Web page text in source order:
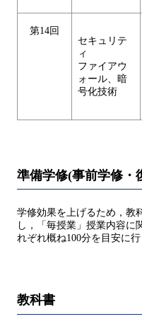
第14回
セキュリテ
ィ
ファイアウ
ォール、暗
号化技術
準備学修(事前学修・
学修効果を上げるため，教
し，「毎授業」授業内容に
れぞれ概ね100分を目安に行
教科書